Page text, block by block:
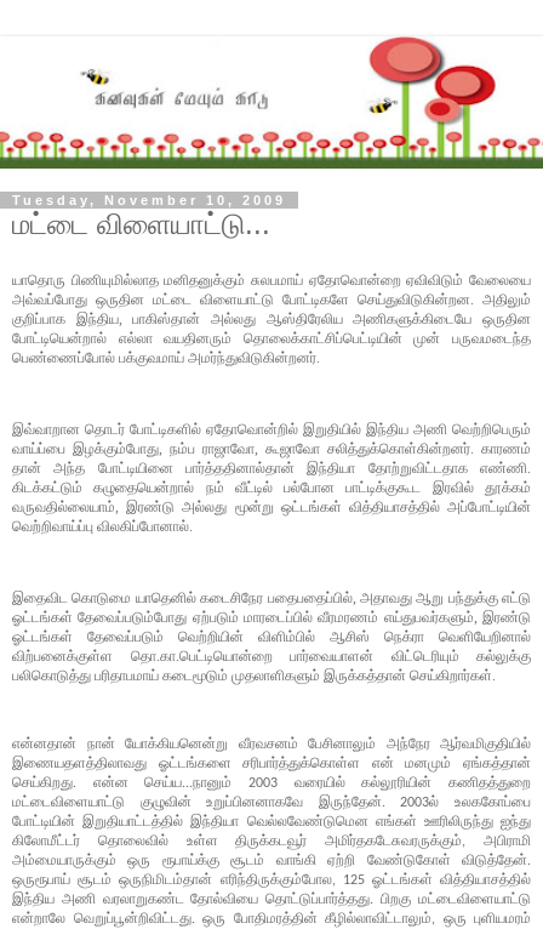
Tuesday, November 10, 2009
மட்டை விளையாட்டு...
யாதொரு பிணியுமில்லாத மனிதனுக்கும் சுலபமாய் ஏதோவொன்றை ஏவிவிடும் வேலையை
அவ்வப்போது ஒருதின மட்டை விளையாட்டு போட்டிகளே செய்துவிடுகின்றன. அதிலும்
குறிப்பாக இந்திய, பாகிஸ்தான் அல்லது ஆஸ்திரேலிய அணிகளுக்கிடையே ஒருதின
போட்டியென்றால் எல்லா வயதினரும் தொலைக்காட்சிப்பெட்டியின் முன் பருவமடைந்த
பெண்ணைப்போல் பக்குவமாய் அமர்ந்துவிடுகின்றனர்.
இவ்வாறான தொடர் போட்டிகளில் ஏதோவொன்றில் இறுதியில் இந்திய அணி வெற்றிபெரும்
வாய்ப்பை இழக்கும்போது, நம்ப ராஜாவோ, கூஜாவோ சலித்துக்கொள்கின்றனர். காரணம்
தான் அந்த போட்டியினை பார்த்ததினால்தான் இந்தியா தோற்றுவிட்டதாக எண்ணி.
கிடக்கட்டும் கழுதையென்றால் நம் வீட்டில் பல்போன பாட்டிக்குகூட இரவில் தூக்கம்
வருவதில்லையாம், இரண்டு அல்லது மூன்று ஒட்டங்கள் வித்தியாசத்தில் அப்போட்டியின்
வெற்றிவாய்ப்பு விலகிப்போனால்.
இதைவிட கொடுமை யாதெனில் கடைசிநேர பதைபதைப்பில், அதாவது ஆறு பந்துக்கு எட்டு
ஓட்டங்கள் தேவைப்படும்போது ஏற்படும் மாரடைப்பில் வீரமரணம் எய்துபவர்களும், இரண்டு
ஓட்டங்கள் தேவைப்படும் வெற்றியின் விளிம்பில் ஆசிஸ் நெக்ரா வெளியேறினால்
விற்பனைக்குள்ள தொ.கா.பெட்டியொன்றை பார்வையாளன் விட்டெரியும் கல்லுக்கு
பலிகொடுத்து பரிதாபமாய் கடைமூடும் முதலாளிகளும் இருக்கத்தான் செய்கிறார்கள்.
என்னதான் நான் யோக்கியனென்று வீரவசனம் பேசினாலும் அந்நேர ஆர்வமிகுதியில்
இணையதளத்திலாவது ஓட்டங்களை சரிபார்த்துக்கொள்ள என் மனமும் ஏங்கத்தான்
செய்கிறது. என்ன செய்ய...நானும் 2003 வரையில் கல்லூரியின் கணிதத்துறை
மட்டைவிளையாட்டு குழுவின் உறுப்பினனாகவே இருந்தேன். 2003ல் உலககோப்பை
போட்டியின் இறுதியாட்டத்தில் இந்தியா வெல்லவேண்டுமென எங்கள் ஊரிலிருந்து ஐந்து
கிலோமீட்டர் தொலைவில் உள்ள திருக்கடவூர் அமிர்தகடேசுவரருக்கும், அபிராமி
அம்மையாருக்கும் ஒரு ரூபாய்க்கு சூடம் வாங்கி ஏற்றி வேண்டுகோள் விடுத்தேன்.
ஒருரூபாய் சூடம் ஒருநிமிடம்தான் எரிந்திருக்கும்போல, 125 ஓட்டங்கள் வித்தியாசத்தில்
இந்திய அணி வரலாறுகண்ட தோல்வியை தொட்டுப்பார்த்தது. பிறகு மட்டைவிளையாட்டு
என்றாலே வெறுப்பூன்றிவிட்டது. ஒரு போதிமரத்தின் கீழில்லாவிட்டாலும், ஒரு புளியமரம்